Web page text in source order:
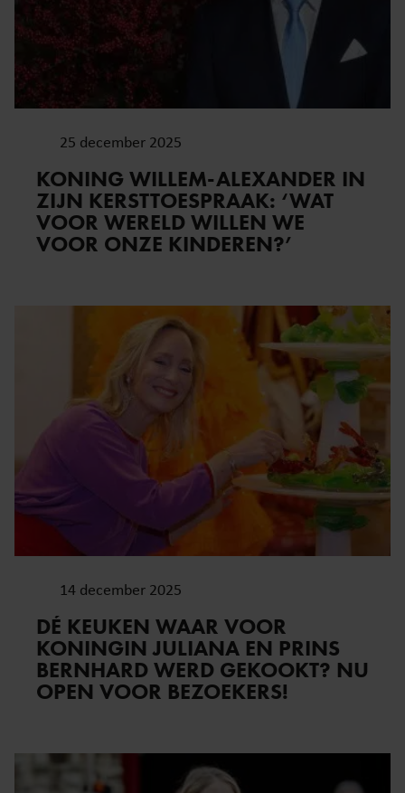
partners voor social media, adverteren en analyse. Deze
partners kunnen deze gegevens combineren met andere
informatie die u aan ze heeft verstrekt of die ze hebben
verzameld op basis van uw gebruik van hun services. U
gaat akkoord met onze cookies als u onze website blijft
25 december 2025
KONING WILLEM-ALEXANDER IN
ZIJN KERSTTOESPRAAK: ‘WAT
VOOR WERELD WILLEN WE
VOOR ONZE KINDEREN?’
14 december 2025
DÉ KEUKEN WAAR VOOR
KONINGIN JULIANA EN PRINS
BERNHARD WERD GEKOOKT? NU
OPEN VOOR BEZOEKERS!